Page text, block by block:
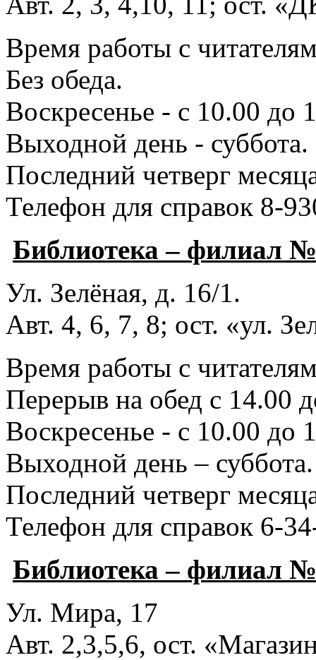
Время работы с
Без обеда.
Воскресенье - с 10.00 до
Выходной день - суббота.
Последний четверг
Телефон для справок 8-
Библиотека – филиал
Ул. Зелёная, д. 16/1.
Авт. 4, 6, 7, 8; ост. «ул.
Время работы с
Перерыв на обед с 14.00
Воскресенье - с 10.00 до
Выходной день – суббота.
Последний четверг
Телефон для справок 6-
Библиотека – филиал
Ул. Мира, 17
Авт. 2,3,5,6, ост.